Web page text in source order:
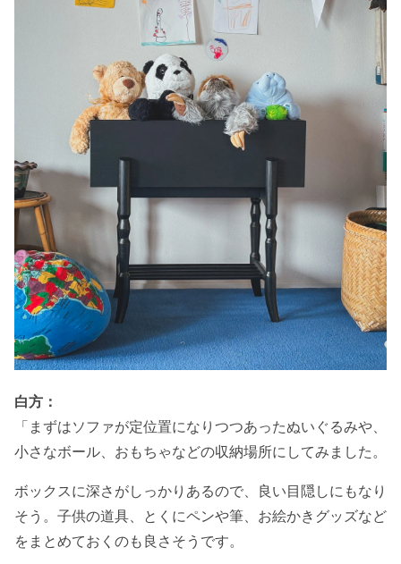
白方：
「まずはソファが定位置になりつつあったぬいぐるみや、
小さなボール、おもちゃなどの収納場所にしてみました。
ボックスに深さがしっかりあるので、良い目隠しにもなり
そう。子供の道具、とくにペンや筆、お絵かきグッズなど
をまとめておくのも良さそうです。